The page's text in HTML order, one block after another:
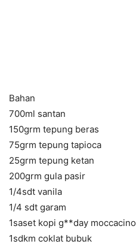
Bahan
700ml santan
150grm tepung beras
75grm tepung tapioca
25grm tepung ketan
200grm gula pasir
1/4sdt vanila
1/4 sdt garam
1saset kopi g**day moccacino
1sdkm coklat bubuk